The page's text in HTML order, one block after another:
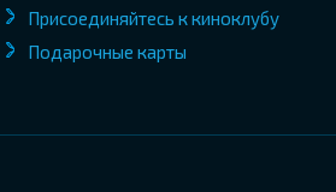
Присоединяйтесь к киноклубу
Подарочные карты